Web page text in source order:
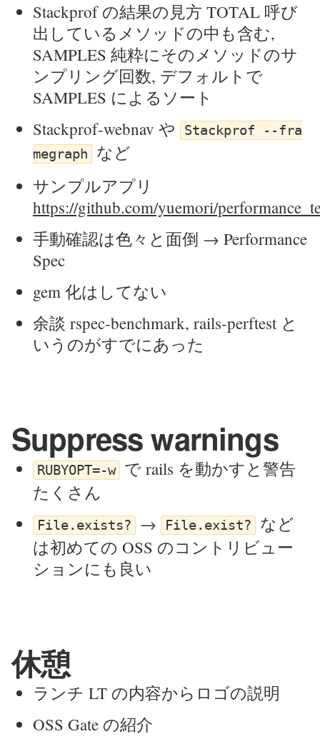
Stackprof の結果の見方 TOTAL 呼び
出しているメソッドの中も含む,
SAMPLES 純粋にそのメソッドのサ
ンプリング回数, デフォルトで
SAMPLES によるソート
Stackprof-webnav や
Stackprof --fra
megraph
など
サンプルアプリ
https://github.com/yuemori/
手動確認は色々と面倒 → Performance
Spec
gem 化はしてない
余談 rspec-benchmark, rails-perftest と
いうのがすでにあった
Suppress warnings
RUBYOPT=-w で rails を動かすと警告
たくさん
File.exists? → File.exist?
など
は初めての OSS のコントリビュー
ションにも良い
休憩
ランチ LT の内容からロゴの説明
OSS Gate の紹介